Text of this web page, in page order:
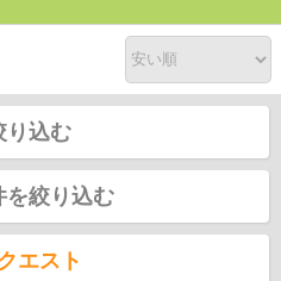
り込む
を絞り込む
エスト